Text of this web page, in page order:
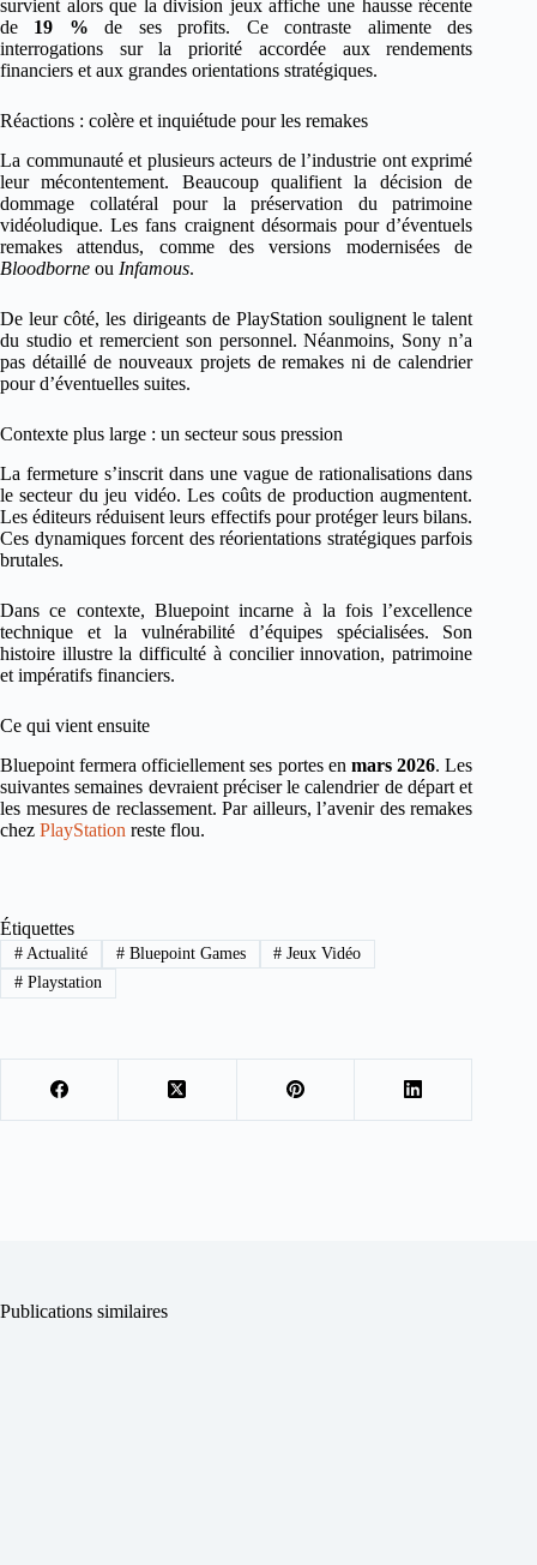
survient alors que la division jeux affiche une hausse récente
de 19 % de ses profits. Ce contraste alimente des
interrogations sur la priorité accordée aux rendements
financiers et aux grandes orientations stratégiques.
Réactions : colère et inquiétude pour les remakes
La communauté et plusieurs acteurs de l’industrie ont exprimé
leur mécontentement. Beaucoup qualifient la décision de
dommage collatéral pour la préservation du patrimoine
vidéoludique. Les fans craignent désormais pour d’éventuels
remakes attendus, comme des versions modernisées de
Bloodborne ou Infamous.
De leur côté, les dirigeants de PlayStation soulignent le talent
du studio et remercient son personnel. Néanmoins, Sony n’a
pas détaillé de nouveaux projets de remakes ni de calendrier
pour d’éventuelles suites.
Contexte plus large : un secteur sous pression
La fermeture s’inscrit dans une vague de rationalisations dans
le secteur du jeu vidéo. Les coûts de production augmentent.
Les éditeurs réduisent leurs effectifs pour protéger leurs bilans.
Ces dynamiques forcent des réorientations stratégiques parfois
brutales.
Dans ce contexte, Bluepoint incarne à la fois l’excellence
technique et la vulnérabilité d’équipes spécialisées. Son
histoire illustre la difficulté à concilier innovation, patrimoine
et impératifs financiers.
Ce qui vient ensuite
Bluepoint fermera officiellement ses portes en mars 2026. Les
suivantes semaines devraient préciser le calendrier de départ et
les mesures de reclassement. Par ailleurs, l’avenir des remakes
chez PlayStation reste flou.
Étiquettes
#Actualité #Bluepoint Games # Jeux Vidéo
#Playstation
Publications similaires